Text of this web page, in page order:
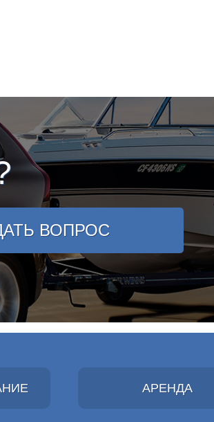
ВОПРОС
АРЕНДА